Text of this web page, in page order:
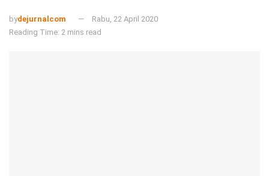
bydejurnalcom
Rabu, 22 April 2020
Reading Time: 2 mins read